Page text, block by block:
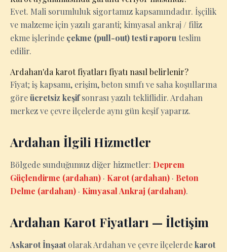
Evet. Mali sorumluluk sigortamız kapsamındadır. İşçilik
ve malzeme için yazılı garanti; kimyasal ankraj / filiz
ekme işlerinde çekme (pull-out) testi raporu teslim
edilir.
Ardahan'da karot fiyatları fiyatı nasıl belirlenir?
Fiyat; iş kapsamı, erişim, beton sınıfı ve saha koşullarına
göreücretsiz keşifsonrası yazılı tekliflidir. Ardahan
merkez ve çevre ilçelerde aynı gün keşif yaparız.
Ardahan İlgili Hizmetler
Bölgede sunduğumuz diğer hizmetler: Deprem
Güçlendirme (ardahan) · Karot (ardahan) · Beton
Delme (ardahan) · Kimyasal Ankraj (ardahan).
Ardahan Karot Fiyatları — İletişim
Askarot İnşaatolarak Ardahan ve çevre ilçelerdekarot